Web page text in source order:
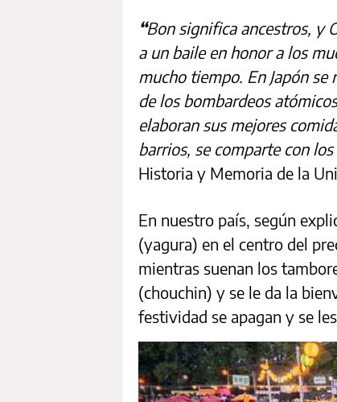
“Bon significa ancestros, y
a un baile en honor a los
mucho tiempo. En Japón
de los bombardeos
elaboran sus mejores
barrios, se comparte con los
Historia y Memoria de la
En nuestro país, según
(yagura) en el centro del
mientras suenan los
(chouchin) y se le da la
festividad se apagan y se